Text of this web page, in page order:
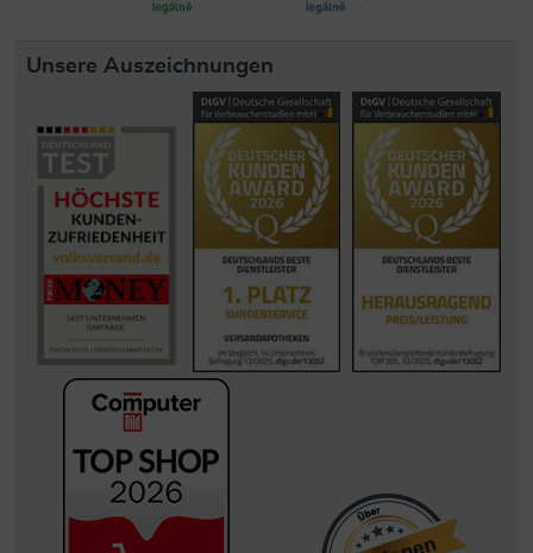
Unsere Auszeichnungen